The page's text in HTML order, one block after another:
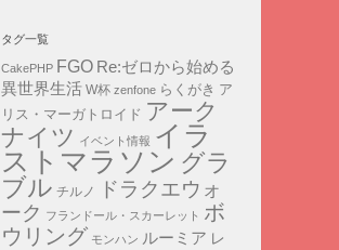
タグ一覧
CakePHP FGO Re:ゼロから始める
異世界生活 W杯 zenfone らくがき ア
リス・マーガトロイド アーク
ナイツ イベント情報 イラ
ストマラソン グラ
ブル チルノ
ドラクエウォ
ーク フランドール・スカーレット ボ
ウリング モンハン ルーミア レ